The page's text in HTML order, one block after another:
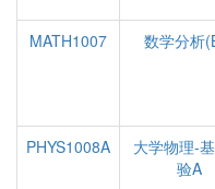
MATH1007
数学分析
PHYS1008A
大学物理-
验A